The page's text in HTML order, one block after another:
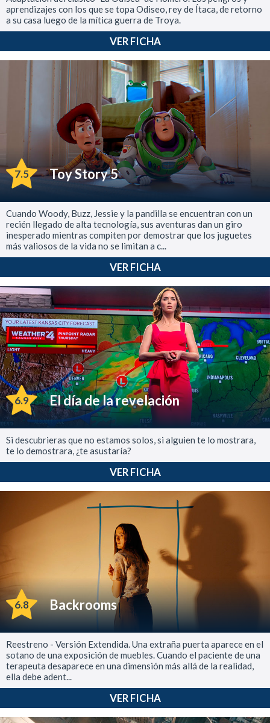
aprendizajes con los que se topa Odiseo, rey de Ítaca, de retorno
a su casa luego de la mítica guerra de Troya.
VER FICHA
7.5 Toy Story 5
Cuando Woody, Buzz, Jessie y la pandilla se encuentran con un
recién llegado de alta tecnología, sus aventuras dan un giro
inesperado mientras compiten por demostrar que los juguetes
más valiosos de la vida no se limitan a c...
VER FICHA
6.9 El día de la revelación
Si descubrieras que no estamos solos, si alguien te lo mostrara,
te lo demostrara, ¿te asustaría?
VER FICHA
6.8 Backrooms
Reestreno - Versión Extendida. Una extraña puerta aparece en el
sotano de una exposición de muebles. Cuando el paciente de una
terapeuta desaparece en una dimensión más allá de la realidad,
ella debe adent...
VER FICHA